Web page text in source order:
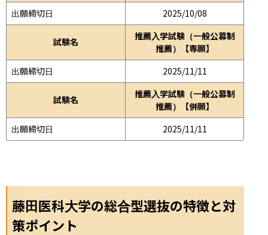
出願締切日
2025/10/08
試験名
推薦入学試験（一般公募制
推薦）【専願】
出願締切日
2025/11/11
試験名
推薦入学試験（一般公募制
推薦）【併願】
出願締切日
2025/11/11
藤田医科大学の総合型選抜の特徴と対
策ポイント